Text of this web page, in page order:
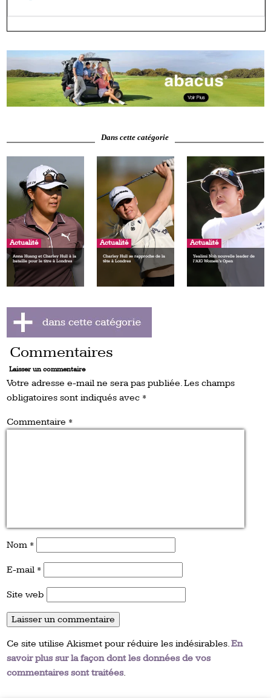
Dans cette catégorie
Actualité
Anna Huang et Charley Hull à la
bataille pour le titre à Londres
Actualité
Charley Hull se rapproche de la
tête à Londres
Actualité
Yealimi Noh nouvelle leader de
l’AIG Women’s Open
Commentaires
Laisser un commentaire
Votre adresse e-mail ne sera pas publiée.Les champs
obligatoires sont indiqués avec *
Commentaire *
Nom *
E-mail *
Site web
Ce site utilise Akismet pour réduire les indésirables.En
savoir plus sur la façon dont les données de vos
commentaires sont traitées.